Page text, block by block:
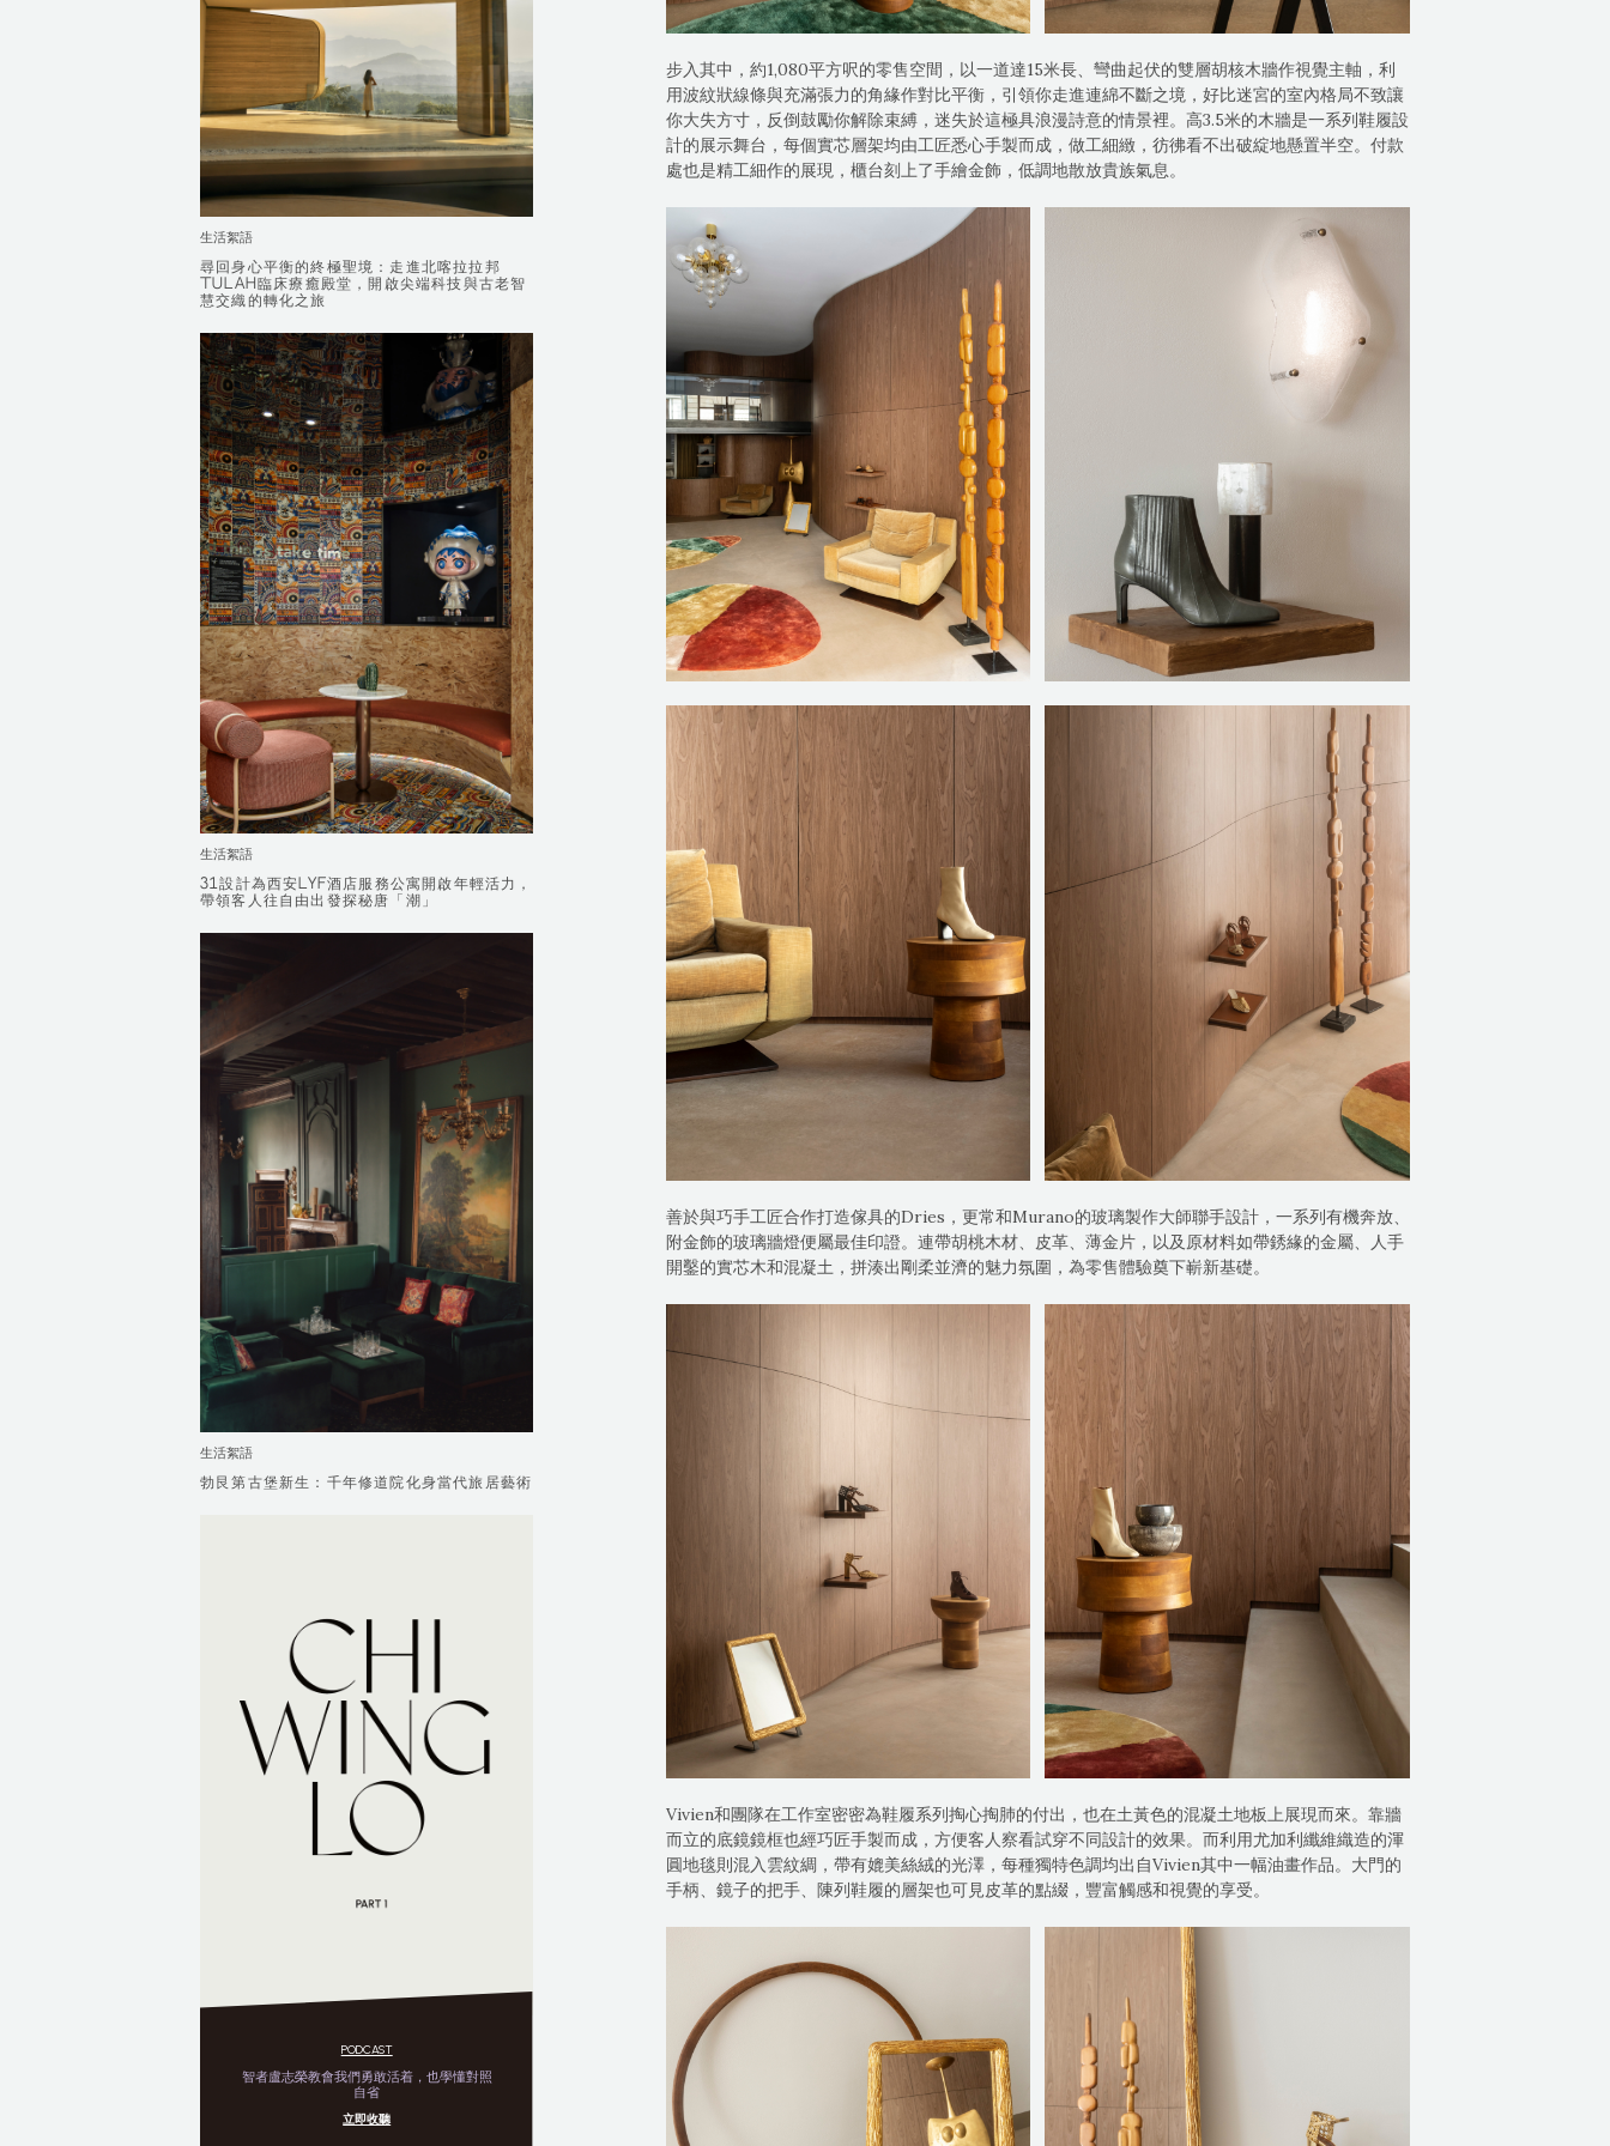
生活絮語
尋回身心平衡的終極聖境：走進北喀拉拉邦
TULÅH臨床療癒殿堂，開啟尖端科技與古老智
慧交織的轉化之旅
尋回身心平衡的終極聖境：走進北喀拉拉邦
TULÅH臨床療癒殿堂，開啟尖端科技與古老智
慧交織的轉化之旅
生活絮語
31設計為西安LYF酒店服務公寓開啟年輕活力，
帶領客人往自由出發探秘唐「潮」
31設計為西安LYF酒店服務公寓開啟年輕活力，
帶領客人往自由出發探秘唐「潮」
生活絮語
勃艮第古堡新生：千年修道院化身當代旅居藝術
勃艮第古堡新生：千年修道院化身當代旅居藝術
PODCAST
智者盧志榮教會我們勇敢活着，也學懂對照
自省
立即收聽
步入其中，約1,080平方呎的零售空間，以一道達15米長、彎曲起伏的雙層胡核木牆作視覺主軸，利
用波紋狀線條與充滿張力的角緣作對比平衡，引領你走進連綿不斷之境，好比迷宮的室內格局不致讓
你大失方寸，反倒鼓勵你解除束縛，迷失於這極具浪漫詩意的情景裡。高3.5米的木牆是一系列鞋履設
計的展示舞台，每個實芯層架均由工匠悉心手製而成，做工細緻，彷彿看不出破綻地懸置半空。付款
處也是精工細作的展現，櫃台刻上了手繪金飾，低調地散放貴族氣息。
善於與巧手工匠合作打造傢具的Dries，更常和Murano的玻璃製作大師聯手設計，一系列有機奔放、
附金飾的玻璃牆燈便屬最佳印證。連帶胡桃木材、皮革、薄金片，以及原材料如帶銹緣的金屬、人手
開鑿的實芯木和混凝土，拼湊出剛柔並濟的魅力氛圍，為零售體驗奠下嶄新基礎。
Vivien和團隊在工作室密密為鞋履系列掏心掏肺的付出，也在土黃色的混凝土地板上展現而來。靠牆
而立的底鏡鏡框也經巧匠手製而成，方便客人察看試穿不同設計的效果。而利用尤加利纖維織造的渾
圓地毯則混入雲紋綢，帶有媲美絲絨的光澤，每種獨特色調均出自Vivien其中一幅油畫作品。大門的
手柄、鏡子的把手、陳列鞋履的層架也可見皮革的點綴，豐富觸感和視覺的享受。